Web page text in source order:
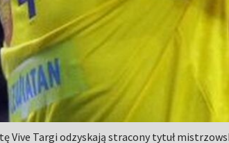
Vive Targi odzyskają stracony tytuł